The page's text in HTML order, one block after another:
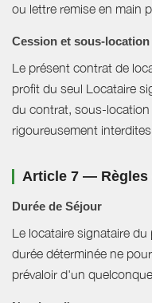
ou lettre remise en main
Cession et sous-location
Le présent contrat de
profit du seul Locataire
du contrat, sous-
rigoureusement
Article 7 — Règles
Durée de Séjour
Le locataire signataire
durée déterminée ne
prévaloir d'un